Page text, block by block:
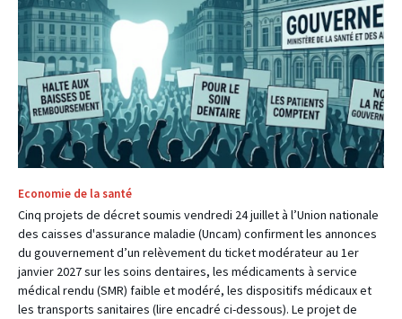
Economie de la santé
Cinq projets de décret soumis vendredi 24 juillet à l’Union nationale
des caisses d'assurance maladie (Uncam) confirment les annonces
du gouvernement d’un relèvement du ticket modérateur au 1er
janvier 2027 sur les soins dentaires, les médicaments à service
médical rendu (SMR) faible et modéré, les dispositifs médicaux et
les transports sanitaires (lire encadré ci-dessous). Le projet de